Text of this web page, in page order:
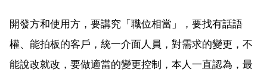
開發方和使用方，要講究「職位相當」，要找有話語
權、能拍板的客戶，統一介面人員，對需求的變更，不
能說改就改，要做適當的變更控制，本人一直認為，最